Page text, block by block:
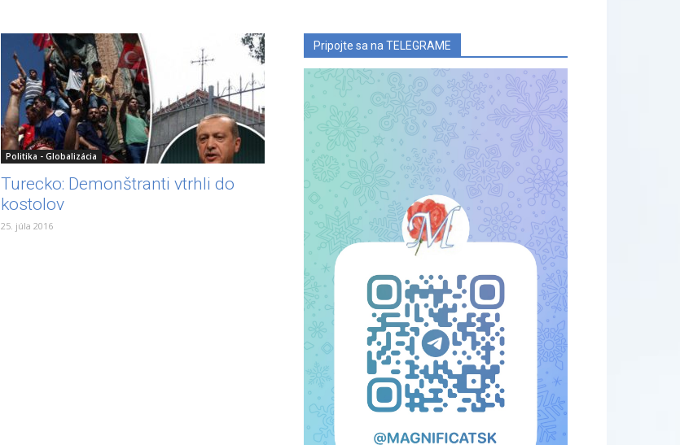
Politika - Globalizácia
Turecko: Demonštranti vtrhli do
kostolov
25. júla 2016
Pripojte sa na TELEGRAME